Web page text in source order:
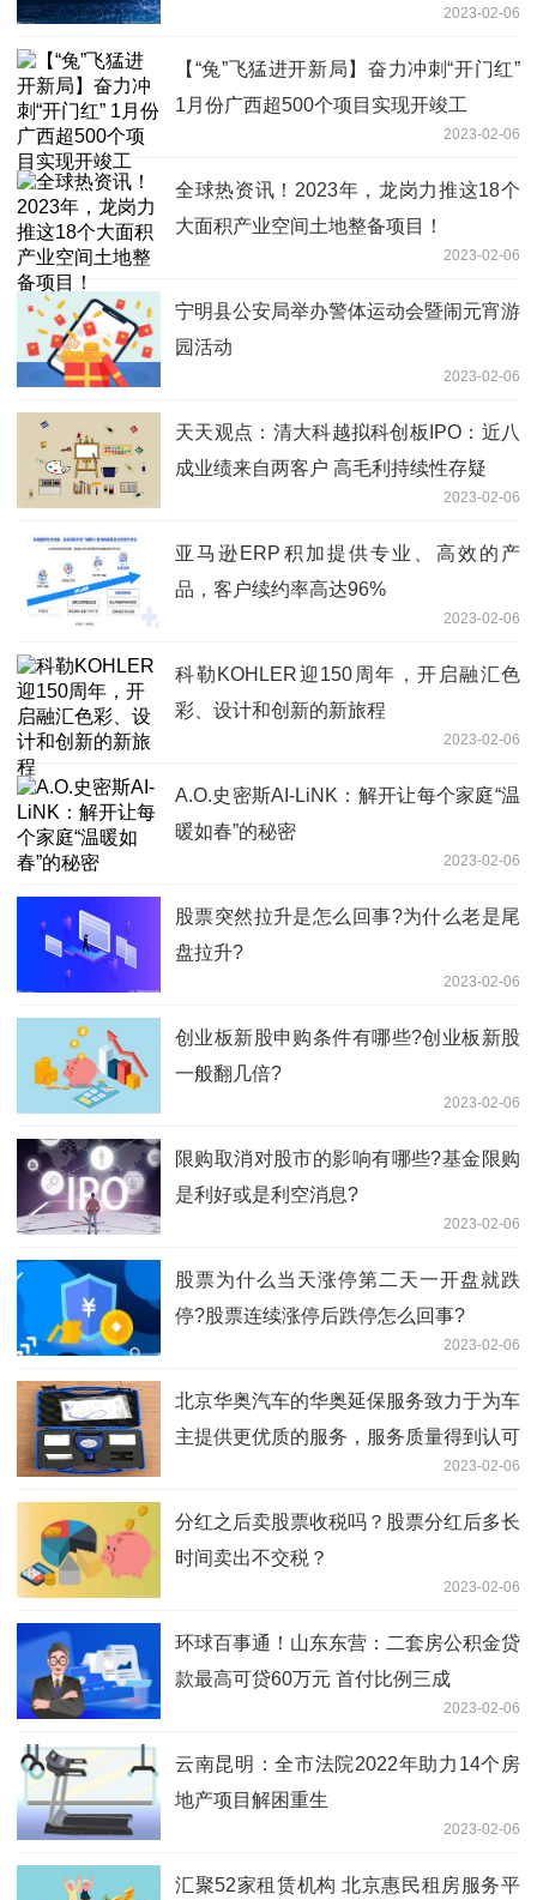
2023-02-06
【“兔”飞猛进开新局】奋力冲刺“开门红”
1月份广西超500个项目实现开竣工
2023-02-06
全球热资讯！2023年，龙岗力推这18个
大面积产业空间土地整备项目！
2023-02-06
宁明县公安局举办警体运动会暨闹元宵游
园活动
2023-02-06
天天观点：清大科越拟科创板IPO：近八
成业绩来自两客户 高毛利持续性存疑
2023-02-06
亚马逊ERP积加提供专业、高效的产
品，客户续约率高达96%
2023-02-06
科勒KOHLER迎150周年，开启融汇色
彩、设计和创新的新旅程
2023-02-06
A.O.史密斯AI-LiNK：解开让每个家庭“温
暖如春”的秘密
2023-02-06
股票突然拉升是怎么回事?为什么老是尾
盘拉升?
2023-02-06
创业板新股申购条件有哪些?创业板新股
一般翻几倍?
2023-02-06
限购取消对股市的影响有哪些?基金限购
是利好或是利空消息?
2023-02-06
股票为什么当天涨停第二天一开盘就跌
停?股票连续涨停后跌停怎么回事?
2023-02-06
北京华奥汽车的华奥延保服务致力于为车
主提供更优质的服务，服务质量得到认可
2023-02-06
分红之后卖股票收税吗？股票分红后多长
时间卖出不交税？
2023-02-06
环球百事通！山东东营：二套房公积金贷
款最高可贷60万元 首付比例三成
2023-02-06
云南昆明：全市法院2022年助力14个房
地产项目解困重生
2023-02-06
汇聚52家租赁机构 北京惠民租房服务平